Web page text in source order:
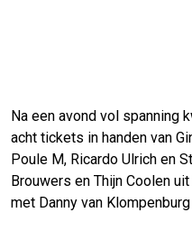
Na een avond vol spanning
acht tickets in handen van
Poule M, Ricardo Ulrich en
Brouwers en Thijn Coolen
met Danny van